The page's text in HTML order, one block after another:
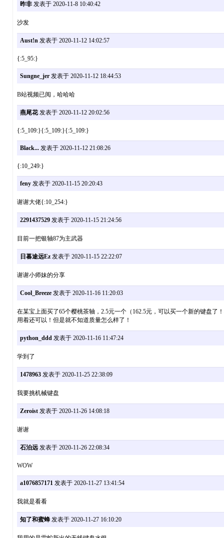
昨非发表于 2020-11-8 10:40:42
沙发
Aust!n发表于 2020-11-12 14:02:57
{:5_95:}
Sungne_jer发表于 2020-11-12 18:44:53
B站视频已阅，哈哈哈
燕尾花发表于 2020-11-12 20:02:56
{:5_109:}{:5_109:}{:5_109:}
Black...发表于 2020-11-12 21:08:26
{:10_249:}
feny发表于 2020-11-15 20:20:43
谢谢大佬{:10_254:}
2291437529发表于 2020-11-15 21:24:56
目前一把银轴87为主武器
日暮途远Ez发表于 2020-11-15 22:22:07
谢谢小师妹的分享
Cool_Breeze发表于 2020-11-16 11:20:03
在某宝上面买了65个樱桃茶轴，2.5元一个（162.5元，可以买一个新的键盘
用着还可以！但是就不知道质量怎么样了！
python_ddd发表于 2020-11-16 11:47:24
学到了
1478963发表于 2020-11-25 22:38:09
我要挑机械键盘
Zeroist发表于 2020-11-26 14:08:18
谢谢
石泊远发表于 2020-11-26 22:08:34
WOW
a1076857171发表于 2020-11-27 13:41:54
我就是看看
知了和蜜蜂发表于 2020-11-27 16:10:20